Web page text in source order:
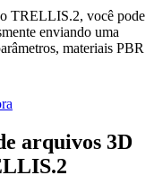
TRELLIS.2, você pode
enviando uma
materiais PBR
arquivos 3D